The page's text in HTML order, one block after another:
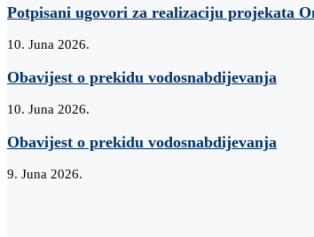
Potpisani ugovori za realizaciju projekata
10. Juna 2026.
Obavijest o prekidu vodosnabdijevanja
10. Juna 2026.
Obavijest o prekidu vodosnabdijevanja
9. Juna 2026.